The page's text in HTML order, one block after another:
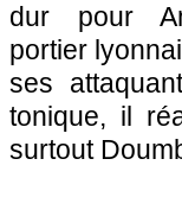
dur pour
portier
ses
tonique, il
surtout